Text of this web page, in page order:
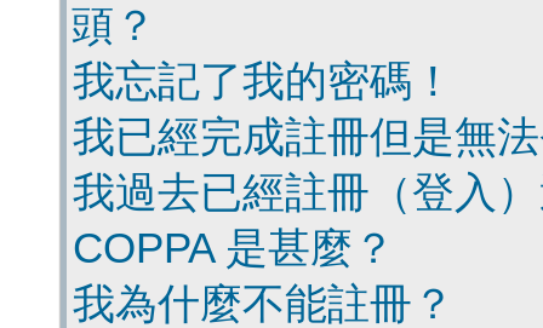
頭？
我忘記了我的密碼！
我已經完成註冊但是無
我過去已經註冊（登入
COPPA 是甚麼？
我為什麼不能註冊？